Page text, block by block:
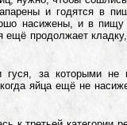
и годятся в
насижены, и в
ещё продолжает
гуся, за которыми
яйца ещё не